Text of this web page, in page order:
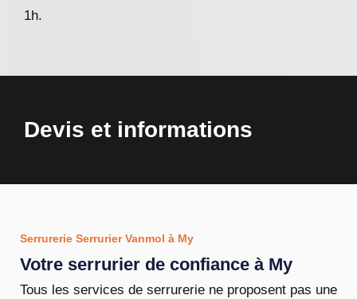
1h.
Devis et informations
Serrurerie Serrurier Vanmol à My
Votre serrurier de confiance à My
Tous les services de serrurerie ne proposent pas une